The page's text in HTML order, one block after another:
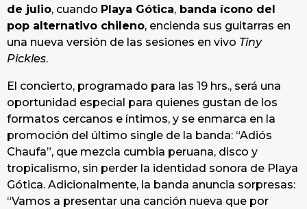
de julio, cuando Playa Gótica, banda ícono del
pop alternativo chileno, encienda sus guitarras en
una nueva versión de las sesiones en vivo Tiny
Pickles.
El concierto, programado para las 19 hrs., será una
oportunidad especial para quienes gustan de los
formatos cercanos e íntimos, y se enmarca en la
promoción del último single de la banda: “Adiós
Chaufa”, que mezcla cumbia peruana, disco y
tropicalismo, sin perder la identidad sonora de Playa
Gótica. Adicionalmente, la banda anuncia sorpresas:
“Vamos a presentar una canción nueva que por